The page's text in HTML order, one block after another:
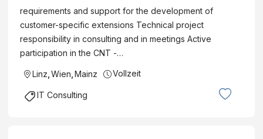
r
g
u
n
s
u
n
a
l
e
requirements and support for the development of
customer-specific extensions Technical project
responsibility in consulting and in meetings Active
participation in the CNT -…
Linz Wien Mainz Vollzeit
IT Consulting